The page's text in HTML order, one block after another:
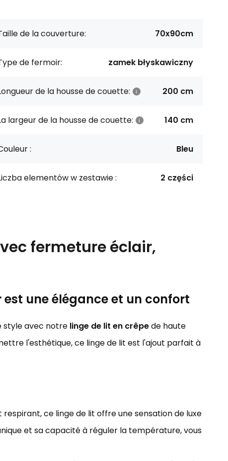
de la couverture: 70x90cm
de fermoir: zamek błyskawiczny
de la housse de couette: 200 cm
largeur de la housse de couette: 140 cm
: Bleu
elementów w zestawie : 2 części
fermeture éclair,
une élégance et un confort
style avec notre linge de lit en crêpede haute
l'esthétique, ce linge de lit est l'ajout parfait à
ce linge de lit offre une sensation de luxe
et sa capacité à réguler la température, vous